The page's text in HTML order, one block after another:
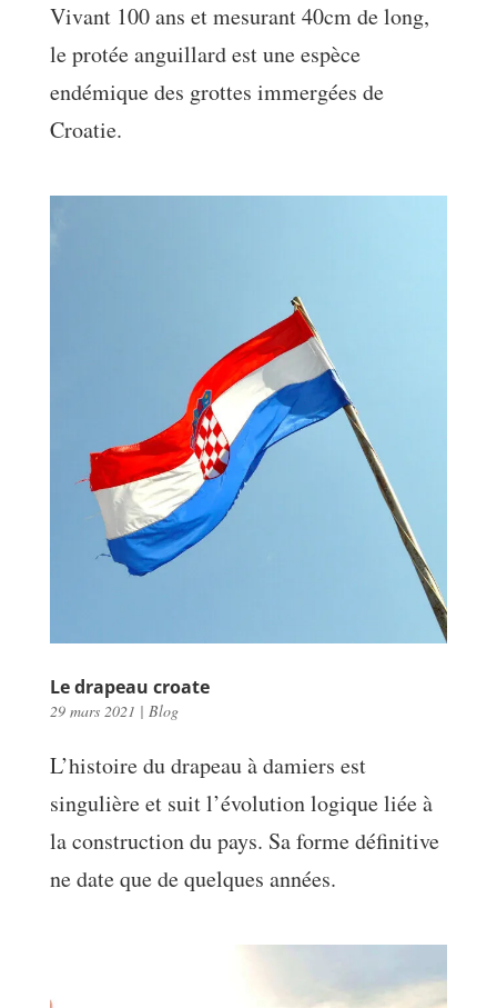
Vivant 100 ans et mesurant 40cm de long,
le protée anguillard est une espèce
endémique des grottes immergées de
Croatie.
Le drapeau croate
29 mars 2021 | Blog
L’histoire du drapeau à damiers est
singulière et suit l’évolution logique liée à
la construction du pays. Sa forme définitive
ne date que de quelques années.